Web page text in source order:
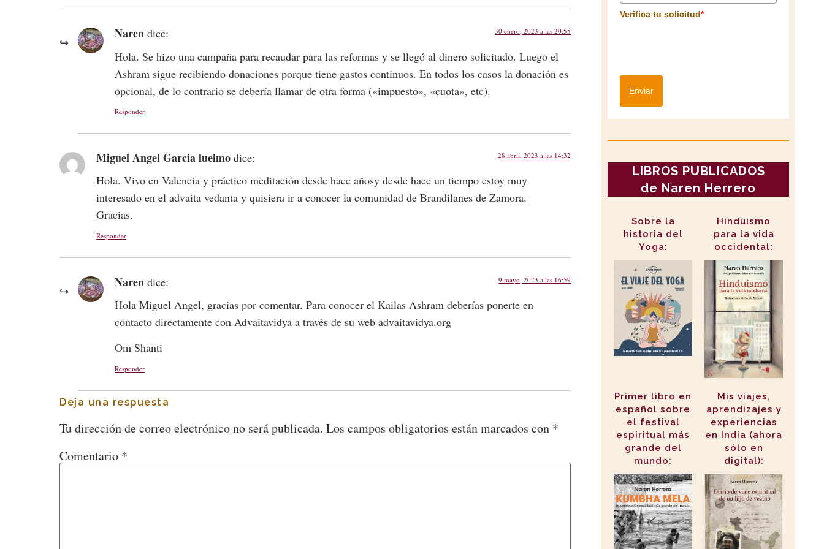
Naren dice: 30 enero, 2023 a las 20:55
Hola. Se hizo una campaña para recaudar para las reformas y se llegó al dinero solicitado. Luego el
Ashram sigue recibiendo donaciones porque tiene gastos continuos. En todos los casos la donación es
opcional, de lo contrario se debería llamar de otra forma («impuesto», «cuota», etc).
Responder
Miguel Angel Garcia luelmo dice: 28 abril, 2023 a las 14:32
Hola. Vivo en Valencia y práctico meditación desde hace añosy desde hace un tiempo estoy muy
interesado en el advaita vedanta y quisiera ir a conocer la comunidad de Brandilanes de Zamora.
Gracias.
Responder
Naren dice: 9 mayo, 2023 a las 16:59
Hola Miguel Angel, gracias por comentar. Para conocer el Kailas Ashram deberías ponerte en
contacto directamente con Advaitavidya a través de su web advaitavidya.org
Om Shanti
Responder
Deja una respuesta
Tu dirección de correo electrónico no será publicada. Los campos obligatorios están marcados con *
Comentario *
Verifica tu solicitud*
Enviar
LIBROS PUBLICADOS
de Naren Herrero
Sobre la
historia del
Yoga:
Hinduismo
para la vida
occidental:
Primer libro en
español sobre
el festival
espiritual más
grande del
mundo:
Mis viajes,
aprendizajes y
experiencias
en India (ahora
sólo en
digital):